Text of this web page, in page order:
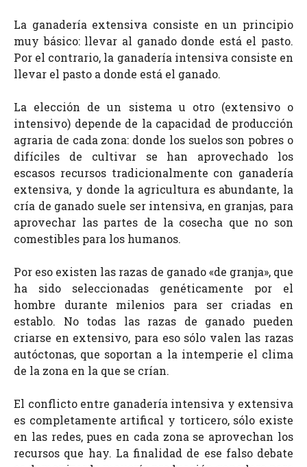
La ganadería extensiva consiste en un principio
muy básico: llevar al ganado donde está el pasto.
Por el contrario, la ganadería intensiva consiste en
llevar el pasto a donde está el ganado.
La elección de un sistema u otro (extensivo o
intensivo) depende de la capacidad de producción
agraria de cada zona: donde los suelos son pobres o
difíciles de cultivar se han aprovechado los
escasos recursos tradicionalmente con ganadería
extensiva, y donde la agricultura es abundante, la
cría de ganado suele ser intensiva, en granjas, para
aprovechar las partes de la cosecha que no son
comestibles para los humanos.
Por eso existen las razas de ganado «de granja», que
ha sido seleccionadas genéticamente por el
hombre durante milenios para ser criadas en
establo. No todas las razas de ganado pueden
criarse en extensivo, para eso sólo valen las razas
autóctonas, que soportan a la intemperie el clima
de la zona en la que se crían.
El conflicto entre ganadería intensiva y extensiva
es completamente artifical y torticero, sólo existe
en las redes, pues en cada zona se aprovechan los
recursos que hay. La finalidad de ese falso debate